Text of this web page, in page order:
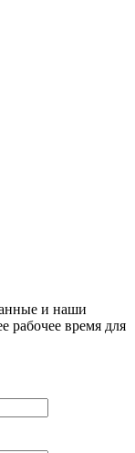
и наши
рабочее время для